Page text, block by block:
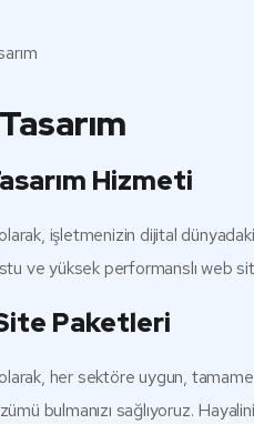
Hizmeti
işletmenizin dijital
ve yüksek performanslı web
Paketleri
her sektöre uygun,
bulmanızı sağlıyoruz.